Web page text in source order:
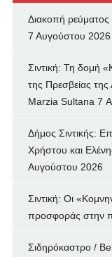
Διακοπή ρεύματος
7 Αυγούστου 2026
Σιντική: Τη δομή
της Πρεσβείας
Marzia Sultana 7
Δήμος Σιντικής:
Χρήστου και
Αυγούστου 2026
Σιντική: Οι
προσφοράς στην
Σιδηρόκαστρο /